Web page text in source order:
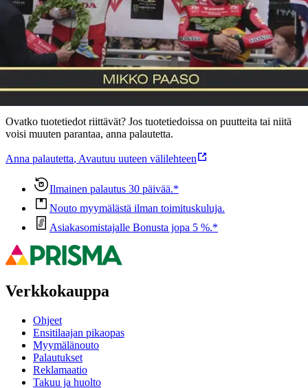
Ominaisuudet
Oletko tyytyväinen tuotetietoihin?
Ovatko tuotetiedot riittävät? Jos tuotetiedoissa on puutteita tai niitä
voisi muuten parantaa, anna palautetta.
Anna palautetta, Avautuu uuteen välilehteen
Ilmainen palautus 30 päivää.*
Nouto myymälästä ilman toimituskuluja.
Asiakasomistajalle Bonusta jopa 5 %.*
Verkkokauppa
Ohjeet
Ensitilaajan pikaopas
Myymälänouto
Palautukset
Reklamaatio
Takuu ja huolto